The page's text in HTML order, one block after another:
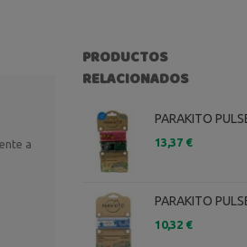
a
PRODUCTOS
RELACIONADOS
PARAKITO
13,37 €
PARAKITO
10,32 €